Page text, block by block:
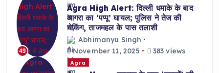
49
Agra High Alert: दिल्ली धमाके के बाद
आगरा का ‘पप्पू’ घायल; पुलिस ने तेज की
चेकिंग, ताजमहल के पास तलाशी
Abhimanyu Singh
November 11, 2025
383 views
Agra